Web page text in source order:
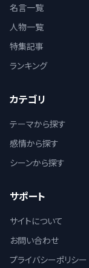
名言一覧
人物一覧
特集記事
ランキング
カテゴリ
テーマから探す
感情から探す
シーンから探す
サポート
サイトについて
お問い合わせ
プライバシーポリシー